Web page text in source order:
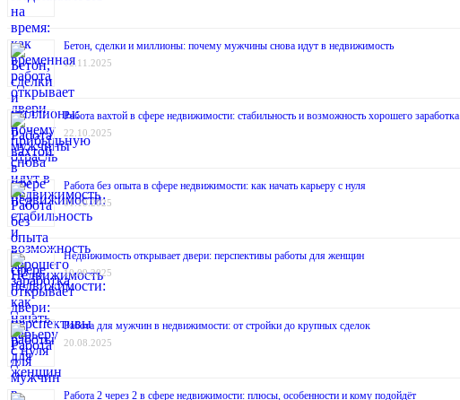
Бетон, сделки и миллионы: почему мужчины снова идут в недвижимость
12.11.2025
Работа вахтой в сфере недвижимости: стабильность и возможность хорошего заработка
22.10.2025
Работа без опыта в сфере недвижимости: как начать карьеру с нуля
01.10.2025
Недвижимость открывает двери: перспективы работы для женщин
10.09.2025
Работа для мужчин в недвижимости: от стройки до крупных сделок
20.08.2025
Работа 2 через 2 в сфере недвижимости: плюсы, особенности и кому подойдёт